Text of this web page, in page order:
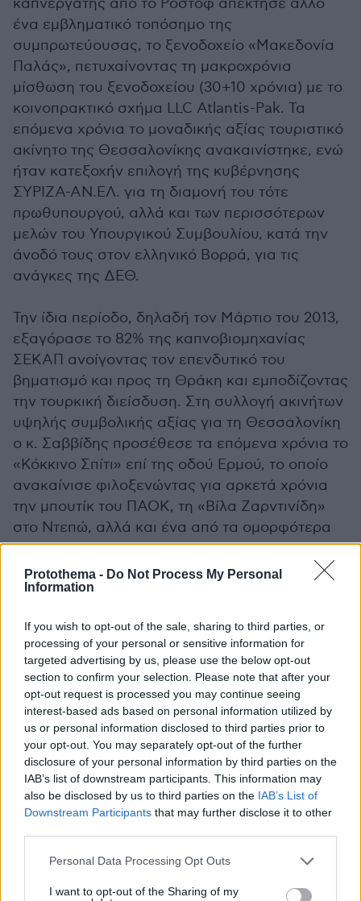
Protothema - Do Not Process My Personal
Information
If you wish to opt-out of the sale, sharing to third parties, or
processing of your personal or sensitive information for
targeted advertising by us, please use the below opt-out
section to confirm your selection. Please note that after your
opt-out request is processed you may continue seeing
interest-based ads based on personal information utilized by
us or personal information disclosed to third parties prior to
your opt-out. You may separately opt-out of the further
disclosure of your personal information by third parties on the
IAB’s list of downstream participants. This information may
also be disclosed by us to third parties on the IAB’s List of
Downstream Participants that may further disclose it to other
Please note that this website/app uses one or more Google
not limited to your visit or usage behaviour. You may click to
Personal Data Processing Opt Outs
I want to opt-out of the Sharing of my
καπνεργάτης από το Ροστόφ απέκτησε άλλο
ένα εμβληματικό τοπόσημο της
συμπρωτεύουσας, το ξενοδοχείο «Μακεδονία
Παλάς», πετυχαίνοντας τη μακροχρόνια
μίσθωση του ξενοδοχείου (30+10 χρόνια) με το
κοινοπρακτικό σχήμα LLC Atlantis-Pak. Τα
επόμενα χρόνια το μοναδικής αξίας τουριστικό
ακίνητο της Θεσσαλονίκης ανακαινίστηκε, ενώ
ήταν κατεξοχήν επιλογή της κυβέρνησης
ΣΥΡΙΖΑ-ΑΝ.ΕΛ. για τη διαμονή του τότε
πρωθυπουργού, αλλά και των περισσότερων
μελών του Υπουργικού Συμβουλίου, κατά την
άνοδό τους στον ελληνικό Βορρά, για τις
ανάγκες της ΔΕΘ.
Την ίδια περίοδο, δηλαδή τον Μάρτιο του 2013,
εξαγόρασε το 82% της καπνοβιομηχανίας
ΣΕΚΑΠ ανοίγοντας τον επενδυτικό του
βηματισμό και προς τη Θράκη και εμποδίζοντας
την τουρκική διείσδυση. Στη συλλογή ακινήτων
υψηλής συμβολικής αξίας για τη Θεσσαλονίκη
ο κ. Σαββίδης προσέθεσε τα επόμενα χρόνια το
«Κόκκινο Σπίτι» επί της οδού Ερμού, το οποίο
ανακαίνισε φιλοξενώντας για αρκετά χρόνια
την μπουτίκ του ΠΑΟΚ, τη «Βίλα Ζαρντινίδη»
στο Ντεπώ, αλλά και ένα από τα ομορφότερα
νεοκλασικά κτίρια από την πάλαι ποτέ
«συνοικία των εξοχών», τη «Βίλα ΝΑΤΟ», επί
της Βασιλίσσης Ολγας, της οποίας το άγαλμα
παρακάτω. Με την ίδια φόρα ο μεγαλομέτοχος
του ΠΑΟΚ μίσθωσε το κτίριο της Ευξείνου
Λέσχης, το παλιό Maison Crystal, πλάι στο
«Μακεδονία Παλάς», και εντέλει πλειοδότησε
στην παραχώρηση του παλιού «Ξενία» στο
Παλιούρι, ελέγχοντας πλέον και τις δύο
«μύτες» της Χαλκιδικής.
Η εξαγορά του ΟΛΘ
Δίνοντας διέξοδο σε πολλά επενδυτικά
αδιέξοδα και εκκρεμότητες της κτηματαγοράς
που λίμναζαν στη Βόρεια Ελλάδα, μετά τη